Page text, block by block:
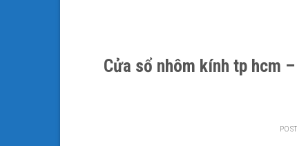
Cửa sổ nhôm kính tp hcm